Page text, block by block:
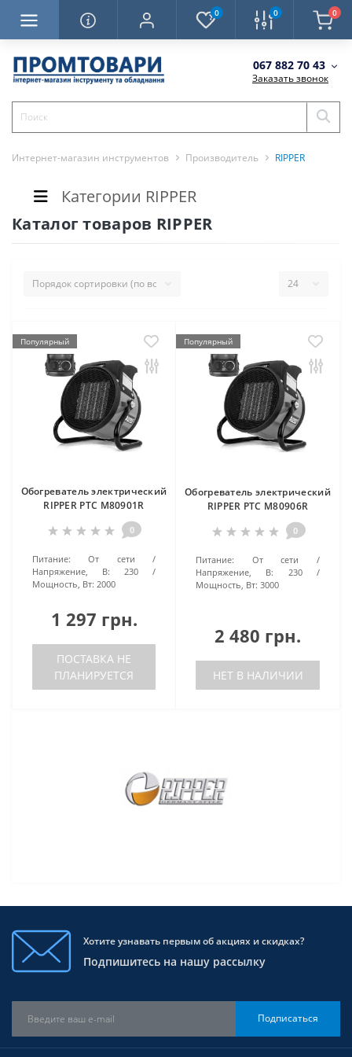
0 0 0
067 882 70 43
Заказать звонок
Интернет-магазин инструментов Производитель RIPPER
Категории RIPPER
Каталог товаров RIPPER
Популярный
Обогреватель электрический
RIPPER PTC M80901R
0
Питание:
От сети
Напряжение, В:
230
Мощность, Вт: 2000
1 297 грн.
ПОСТАВКА НЕ
ПЛАНИРУЕТСЯ
Популярный
Обогреватель электрический
RIPPER PTC M80906R
0
Питание:
От сети
Напряжение, В:
230
Мощность, Вт: 3000
2 480 грн.
НЕТ В НАЛИЧИИ
Хотите узнавать первым об акциях и скидках?
Подпишитесь на нашу рассылку
Подписаться